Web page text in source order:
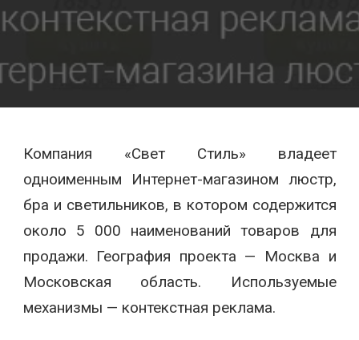
Компания «Свет Стиль» владеет
одноименным Интернет-магазином люстр,
бра и светильников, в котором содержится
около 5 000 наименований товаров для
продажи. География проекта — Москва и
Московская область. Используемые
механизмы — контекстная реклама.